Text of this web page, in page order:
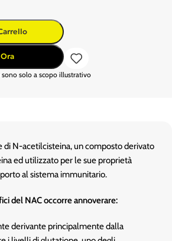
solo a scopo illustrativo
di N-acetilcisteina, un composto derivato
ed utilizzato per le sue proprietà
al sistema immunitario.
del NAC occorre annoverare:
derivante principalmente dalla